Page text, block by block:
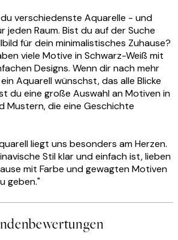
verschiedenste Aquarelle - und
jeden Raum. Bist du auf der Suche
für dein minimalistisches Zuhause?
viele Motive in Schwarz-Weiß mit
Designs. Wenn dir nach mehr
Aquarell wünschst, das alle Blicke
du eine große Auswahl an Motiven in
Mustern, die eine Geschichte
liegt uns besonders am Herzen.
Stil klar und einfach ist, lieben
mit Farbe und gewagten Motiven
geben."